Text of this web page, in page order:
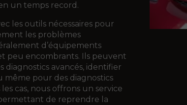
un temps record.
les outils nécessaires pour
les problèmes
d’équipements
peu encombrants. Ils peuvent
diagnostics avancés, identifier
même pour des diagnostics
cas, nous offrons un service
de reprendre la